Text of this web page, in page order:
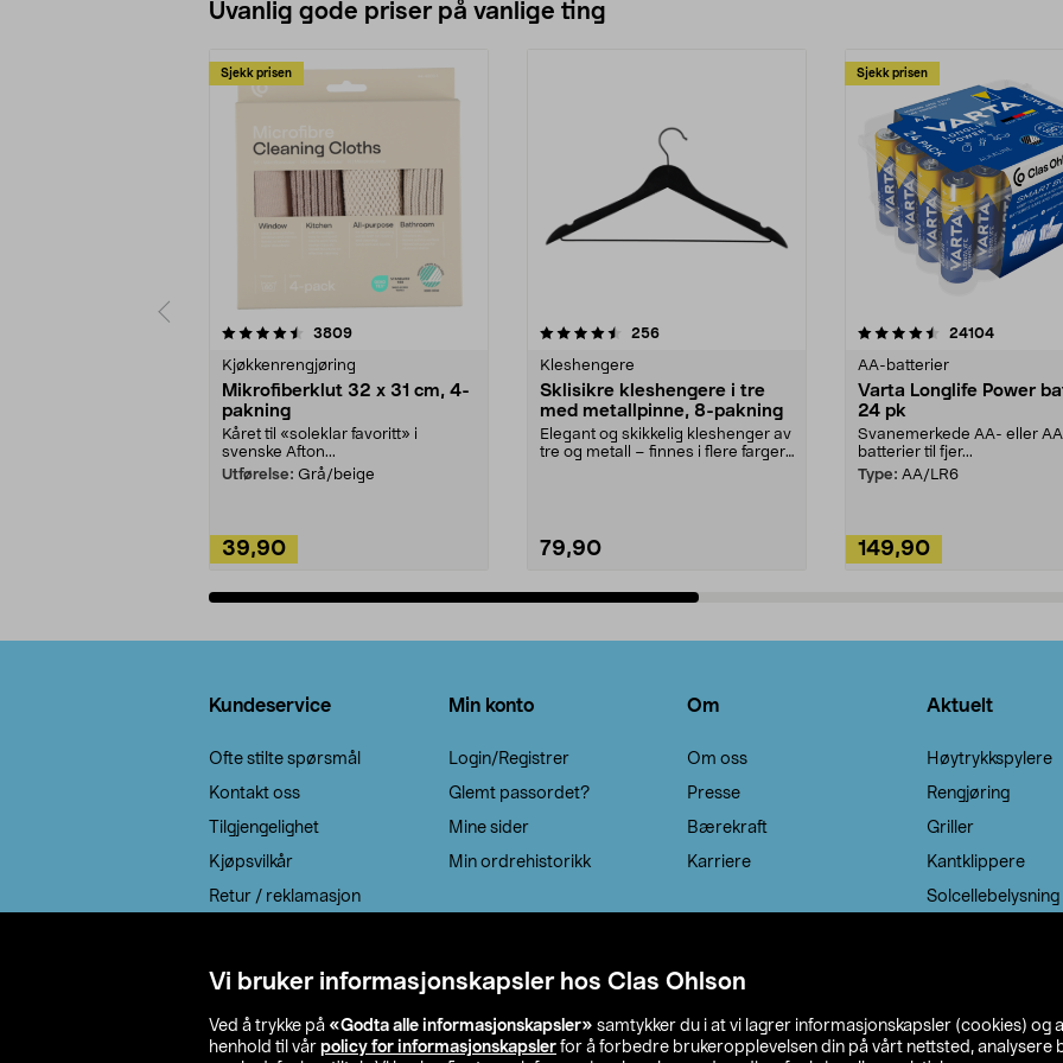
Vi bruker informasjonskapsler hos Clas Ohlson
Ved å trykke på «Godta alle informasjonskapsler» samtykker du i at vi lagrer informasjonskapsler (cookies) og
henhold til vår policy for informasjonskapsler for å forbedre brukeropplevelsen din på vårt nettsted, analysere
Uvanlig gode priser på vanlige ting
Sjekk prisen
3809anmeldelser
Kjøkkenrengjøring
Mikrofiberklut 32 x 31 cm, 4-
pakning
Kåret til «soleklar favoritt» i
svenske Afton...
Utførelse: Grå/beige
39,90
4.5av 5 stjerner 256anmeldelser
Kleshengere
Sklisikre kleshengere i tre
med metallpinne, 8-pakning
Elegant og skikkelig kleshenger av
tre og metall – finnes i flere farger.
79,90
Sjekk prisen
4.5av 5 stjerner 24104
AA-batterier
Varta Longlife Power
24 pk
Svanemerkede AA- eller
batterier til fjer...
Type: AA/LR6
149,90
4.5av 5 stjerner
Kundeservice
Ofte stilte spørsmål
Kontakt oss
Tilgjengelighet
Kjøpsvilkår
Retur / reklamasjon
Min konto
Login/Registrer
Glemt passordet?
Mine sider
Min ordrehistorikk
Om
Om oss
Presse
Bærekraft
Karriere
Aktuelt
Høytrykkspylere
Rengjøring
Griller
Kantklippere
Solcellebelysning